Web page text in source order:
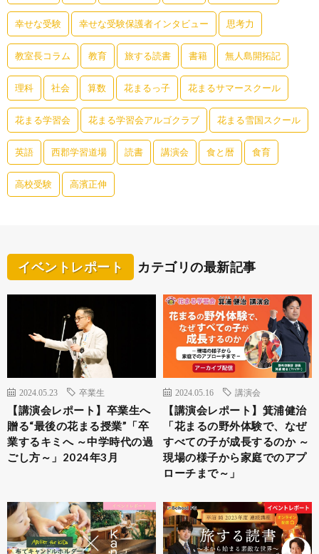
幸せな受験 幸せな受験保護者インタビュー 思考力
教室長コラム 教育 旅する読書 書籍 無人島開拓記
理科 社会 算数 花まるっ子 花まるサマースクール
花まる学習会 花まる学習会アルゴクラブ 花まる雪国スクール
英語 西郡学習道場 読書 講演会 食と暦 食育
高校受験 高濱正伸
イベントレポート カテゴリの最新記事
2024.05.23 卒業生
【講演会レポート】卒業生へ
贈る“最後の花まる授業”「卒
業するキミへ ～中学時代の過
ごし方～」2024年3月
2024.05.16 講演会
【講演会レポート】箕浦健治
「花まるの野外体験で、なぜ
すべての子が成長するのか ～
現場の様子から家庭でのアプ
ローチまで～」